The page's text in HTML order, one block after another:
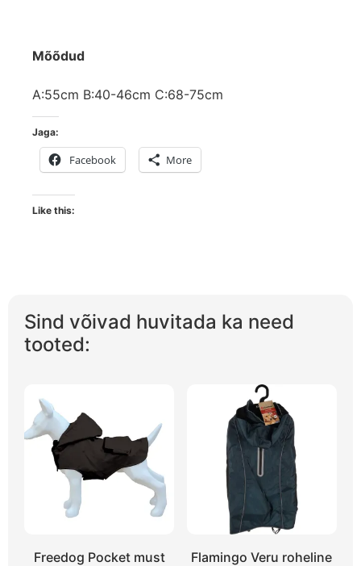
Mõõdud
A:55cm B:40-46cm C:68-75cm
Jaga:
Facebook More
Like this:
Sind võivad huvitada ka need
tooted:
Freedog Pocket must
Flamingo Veru roheline